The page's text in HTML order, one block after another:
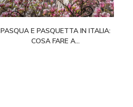
PASQUA E PASQUETTA IN ITALIA:
COSA FARE A...